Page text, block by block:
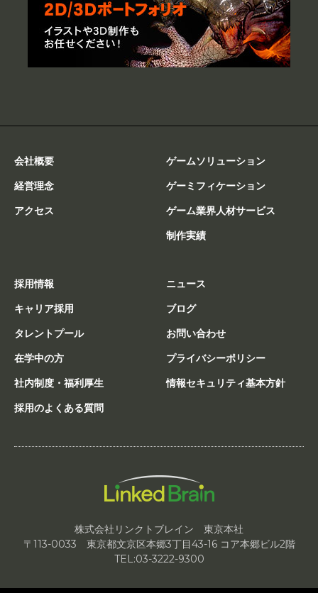
会社概要
経営理念
アクセス
ゲームソリューション
ゲーミフィケーション
ゲーム業界人材サービス
制作実績
採用情報
キャリア採用
タレントプール
在学中の方
社内制度・福利厚生
採用のよくある質問
ニュース
ブログ
お問い合わせ
プライバシーポリシー
情報セキュリティ基本方針
株式会社リンクトブレイン 東京本社
〒113-0033 東京都文京区本郷3丁目43-16 コア本郷ビル2階
TEL:03-3222-9300